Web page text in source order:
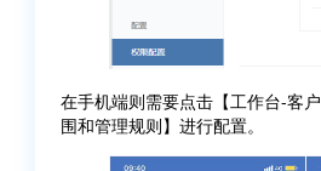
在手机端则需要点击【工作台-客
围和管理规则】进行配置。